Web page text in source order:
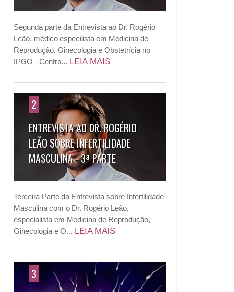
Segunda parte da Entrevista ao Dr. Rogério
Leão, médico especilista em Medicina de
Reprodução, Ginecologia e Obstetrícia no
IPGO - Centro... LEIA MAIS
2
ENTREVISTA AO DR. ROGÉRIO
LEÃO SOBRE INFERTILIDADE
MASCULINA - 3ª PARTE
Terceira Parte da Entrevista sobre Infertilidade
Masculina com o Dr. Rogério Leão,
especialista em Medicina de Reprodução,
Ginecologia e O... LEIA MAIS
3